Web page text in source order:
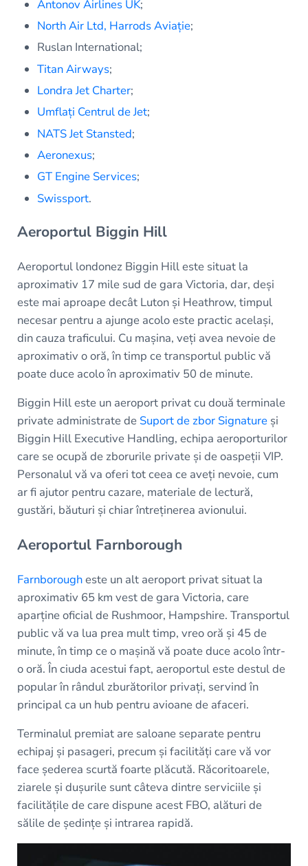
Antonov Airlines UK;
North Air Ltd, Harrods Aviație;
Ruslan International;
Titan Airways;
Londra Jet Charter;
Umflați Centrul de Jet;
NATS Jet Stansted;
Aeronexus;
GT Engine Services;
Swissport.
Aeroportul Biggin Hill
Aeroportul londonez Biggin Hill este situat la
aproximativ 17 mile sud de gara Victoria, dar, deși
este mai aproape decât Luton și Heathrow, timpul
necesar pentru a ajunge acolo este practic același,
din cauza traficului. Cu mașina, veți avea nevoie de
aproximativ o oră, în timp ce transportul public vă
poate duce acolo în aproximativ 50 de minute.
Biggin Hill este un aeroport privat cu două terminale
private administrate de Suport de zbor Signatureși
Biggin Hill Executive Handling, echipa aeroporturilor
care se ocupă de zborurile private și de oaspeții VIP.
Personalul vă va oferi tot ceea ce aveți nevoie, cum
ar fi ajutor pentru cazare, materiale de lectură,
gustări, băuturi și chiar întreținerea avionului.
Aeroportul Farnborough
Farnborougheste un alt aeroport privat situat la
aproximativ 65 km vest de gara Victoria, care
aparține oficial de Rushmoor, Hampshire. Transportul
public vă va lua prea mult timp, vreo oră și 45 de
minute, în timp ce o mașină vă poate duce acolo într-
o oră. În ciuda acestui fapt, aeroportul este destul de
popular în rândul zburătorilor privați, servind în
principal ca un hub pentru avioane de afaceri.
Terminalul premiat are saloane separate pentru
echipaj și pasageri, precum și facilități care vă vor
face șederea scurtă foarte plăcută. Răcoritoarele,
ziarele și dușurile sunt câteva dintre serviciile și
facilitățile de care dispune acest FBO, alături de
sălile de ședințe și intrarea rapidă.